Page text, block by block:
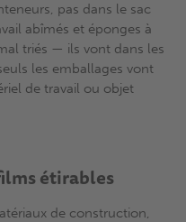
pas dans le sac
abîmés et éponges à
triés — ils vont dans les
les emballages vont
de travail ou objet
étirables
de construction,